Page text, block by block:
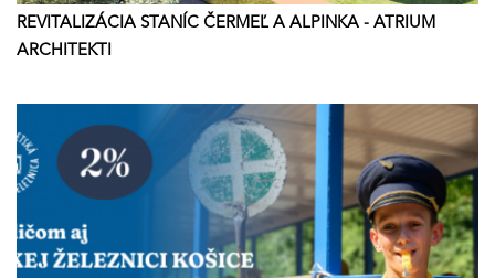
REVITALIZÁCIA STANÍC ČERMEĽ A ALPINKA - ATRIUM
ARCHITEKTI